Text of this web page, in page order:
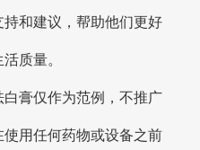
和建议，帮助他们更好
质量。
膏仅作为范例，不推广
用任何药物或设备之前